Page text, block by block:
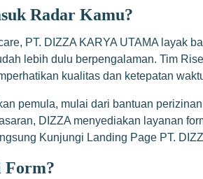
Radar Kamu?
PT. DIZZA KARYA UTAMA layak
lebih dulu berpengalaman. Tim
kualitas dan ketepatan
pemula, mulai dari bantuan
DIZZA menyediakan layanan
Kunjungi Landing Page PT.
Form?